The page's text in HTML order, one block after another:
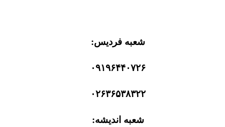
شعبه فردیس:
۰۹۱۹۶۴۴۰۷۲۶
۰۲۶۳۶۵۳۸۳۲۲
شعبه اندیشه: